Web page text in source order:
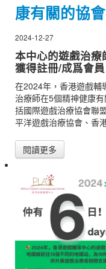
康有關的協
2024-12-27
本中心的遊戲治
獲得註冊/成爲會員
在2024年，香港遊戲輔
治療師在5個精神健康
括國際遊戲治療協會聯
平洋遊戲治療協會、香
閱讀更多